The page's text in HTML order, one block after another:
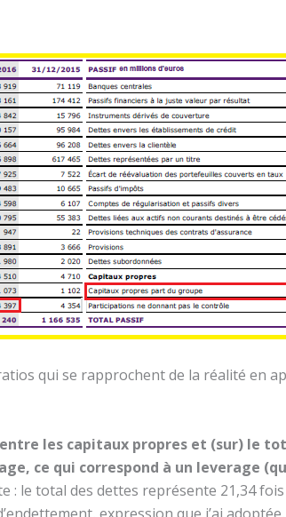
qui se rapprochent de la réalité en
les capitaux propres et (sur) le
ce qui correspond à un leverage
: le total des dettes représente 21,34